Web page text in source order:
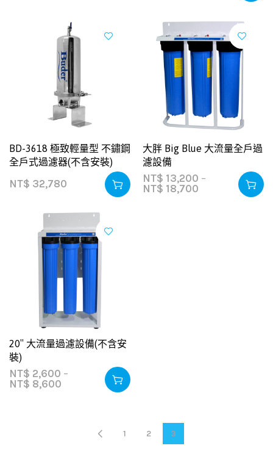
BD-3618 極致輕量型 不鏽鋼
全戶式過濾器(不含安裝)
NT$ 32,780
大胖 Big Blue 大流量全戶過
濾設備
NT$ 13,200 –
NT$ 18,700
20″ 大流量過濾設備(不含安
裝)
NT$ 2,600 –
NT$ 8,600
1 2 3